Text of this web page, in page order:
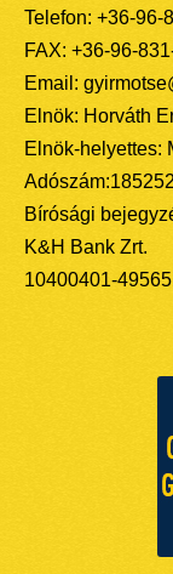
Telefon: +36-96-
FAX: +36-96-
Email:
Elnök: Horváth
Elnök-helyettes:
Bírósági
K&H Bank Zrt.
10400401-